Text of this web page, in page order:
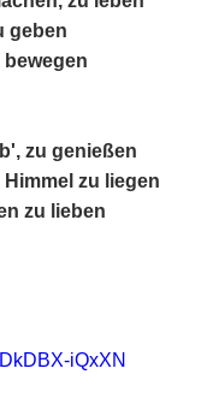
geben
bewegen
zu genießen
zu liegen
zu lieben
iQxXN